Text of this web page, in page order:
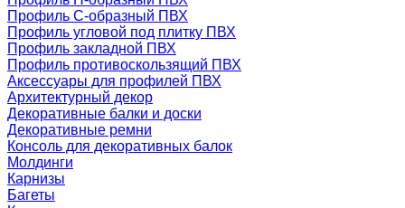
Профиль C-образный ПВХ
Профиль угловой под плитку ПВХ
Профиль закладной ПВХ
Профиль противоскользящий ПВХ
Аксессуары для профилей ПВХ
Архитектурный декор
Декоративные балки и доски
Декоративные ремни
Консоль для декоративных балок
Молдинги
Карнизы
Багеты